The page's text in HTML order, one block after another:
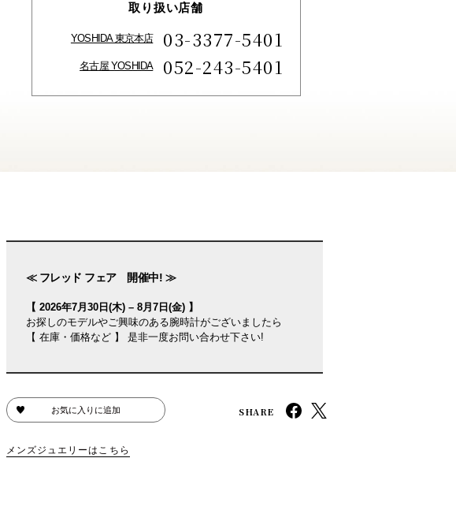
取り扱い店舗
YOSHIDA 東京本店 03-3377-5401
名古屋 YOSHIDA 052-243-5401
≪ フレッド フェア 開催中! ≫
【 2026年7月30日(木) – 8月7日(金) 】
お探しのモデルやご興味のある腕時計がございましたら
【 在庫・価格など 】 是非一度お問い合わせ下さい!
お気に入りに追加 SHARE
メンズジュエリーはこちら